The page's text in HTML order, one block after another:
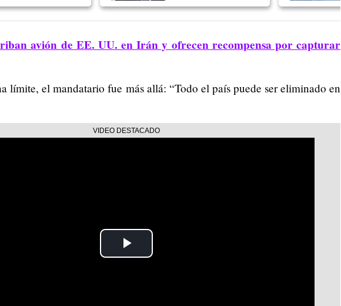
avión de EE. UU. en Irán y ofrecen recompensa por capturar
límite, el mandatario fue más allá: “Todo el país puede ser eliminado en
Play